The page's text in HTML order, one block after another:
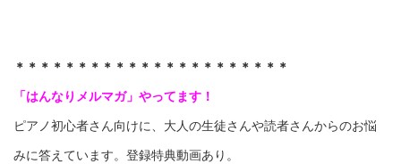
＊＊＊＊＊＊＊＊＊＊＊＊＊＊＊＊＊＊＊＊＊＊
「はんなりメルマガ」やってます！
ピアノ初心者さん向けに、大人の生徒さんや読者さんからのお悩
みに答えています。登録特典動画あり。